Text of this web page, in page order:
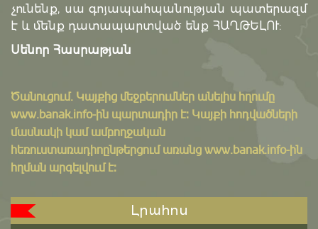
չունենք, սա գոյապահպանության պատերազմ
է և մենք դատապարտված ենք ՀԱՂԹԵԼՈՒ:
Սենոր Հասրաթյան
Ծանուցում․ Կայքից մեջբերումներ անելիս հղումը
www.banak.info-ին պարտադիր է: Կայքի հոդվածների
մասնակի կամ ամբողջական
հեռուստառադիոընթերցում առանց www.banak.info-ին
հղման արգելվում է:
Լրահոս